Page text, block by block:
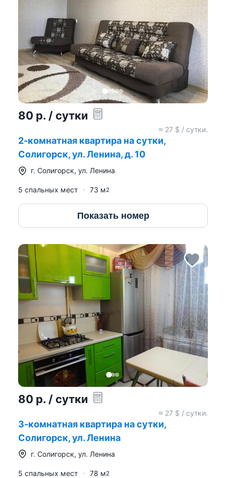
80 р. / сутки
≈ 27 $ / сутки.
2-комнатная квартира на сутки,
Солигорск, ул. Ленина, д. 10
г. Солигорск, ул. Ленина
5 спальных мест 73 м2
Показать номер
80 р. / сутки
≈ 27 $ / сутки.
3-комнатная квартира на сутки,
Солигорск, ул. Ленина
г. Солигорск, ул. Ленина
5 спальных мест 78 м2